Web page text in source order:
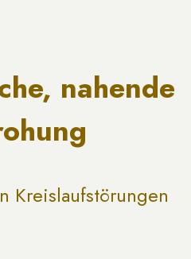
nahende
Kreislaufstörungen